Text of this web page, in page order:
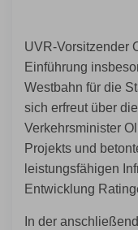
UVR-Vorsitzender
Einführung
Westbahn für die
sich erfreut über
Verkehrsminister
Projekts und
leistungsfähigen
Entwicklung
In der